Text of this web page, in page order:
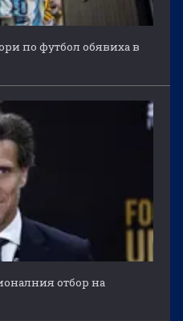
по футбол обявиха в
отбор на